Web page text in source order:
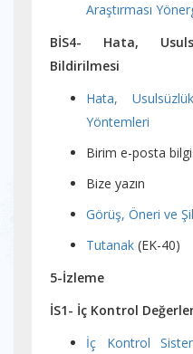
Araştırması
BİS4- Hata,
Bildirilmesi
Hata,
Yöntemleri
Birim e-posta
Bize yazın
Görüş, Öneri ve
Tutanak (EK-40)
5-İzleme
İS1- İç Kontrol
İç Kontrol